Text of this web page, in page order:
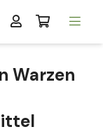
Warzen